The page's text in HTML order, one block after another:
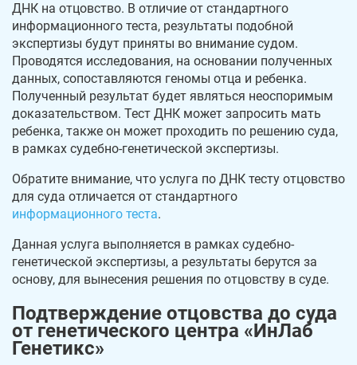
ДНК на отцовство. В отличие от стандартного
информационного теста, результаты подобной
экспертизы будут приняты во внимание судом.
Проводятся исследования, на основании полученных
данных, сопоставляются геномы отца и ребенка.
Полученный результат будет являться неоспоримым
доказательством. Тест ДНК может запросить мать
ребенка, также он может проходить по решению суда,
в рамках судебно-генетической экспертизы.
Обратите внимание, что услуга по ДНК тесту отцовство
для суда отличается от стандартного
информационного теста.
Данная услуга выполняется в рамках судебно-
генетической экспертизы, а результаты берутся за
основу, для вынесения решения по отцовству в суде.
Подтверждение отцовства до суда
от генетического центра «ИнЛаб
Генетикс»